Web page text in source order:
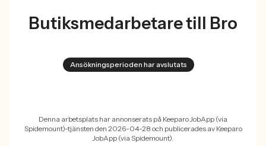
Butiksmedarbetare till Bro
Ansökningsperioden har avslutats
Denna arbetsplats har annonserats på Keeparo JobApp (via
Spidemount)-tjänsten den 2026-04-28 och publicerades av Keeparo
JobApp (via Spidemount).